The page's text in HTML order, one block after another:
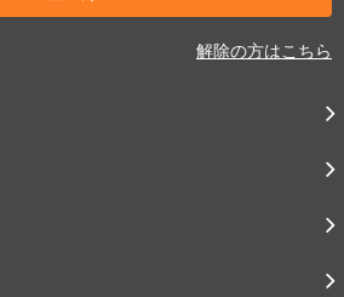
解除の方はこちら